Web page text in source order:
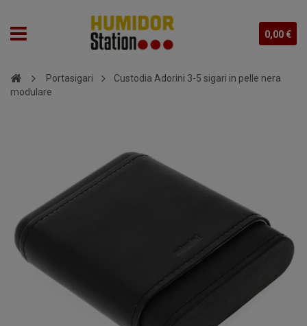
0,00 €
Portasigari
Custodia Adorini 3-5 sigari in pelle nera
modulare